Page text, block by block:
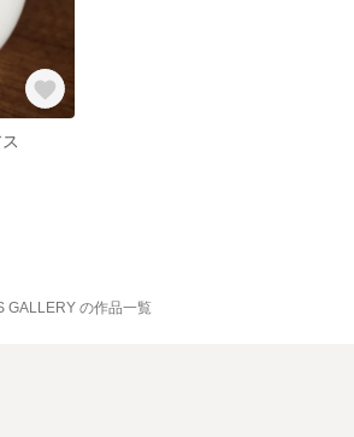
GALLERY の作品一覧